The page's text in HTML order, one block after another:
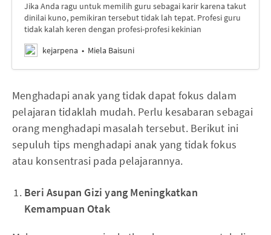
Jika Anda ragu untuk memilih guru sebagai karir karena takut
dinilai kuno, pemikiran tersebut tidak lah tepat. Profesi guru
tidak kalah keren dengan profesi-profesi kekinian
kejarpena
Miela Baisuni
Menghadapi anak yang tidak dapat fokus dalam
pelajaran tidaklah mudah. Perlu kesabaran sebagai
orang menghadapi masalah tersebut. Berikut ini
sepuluh tips menghadapi anak yang tidak fokus
atau konsentrasi pada pelajarannya.
Beri Asupan Gizi yang Meningkatkan
Kemampuan Otak